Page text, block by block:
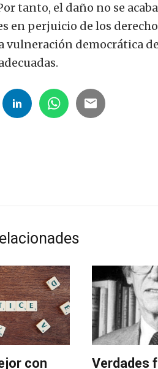
tanto, el daño no se
en perjuicio de los
vulneración democrática
con Verdades